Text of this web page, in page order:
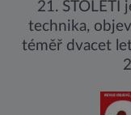
21. STOLETÍ
technika,
téměř dvacet